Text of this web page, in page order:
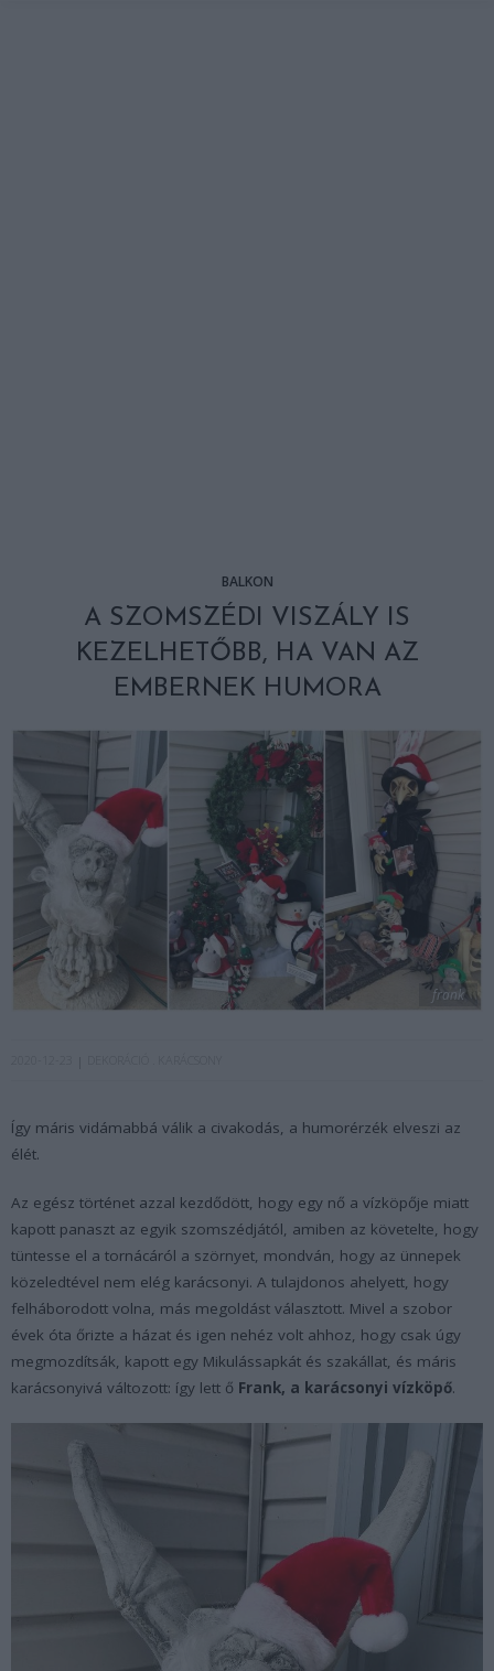
BALKON
A SZOMSZÉDI VISZÁLY IS
KEZELHETŐBB, HA VAN AZ
EMBERNEK HUMORA
frank
Így máris vidámabbá válik a civakodás, a humorérzék elveszi az
élét.
Az egész történet azzal kezdődött, hogy egy nő a vízköpője miatt
kapott panaszt az egyik szomszédjától, amiben az követelte, hogy
tüntesse el a tornácáról a szörnyet, mondván, hogy az ünnepek
közeledtével nem elég karácsonyi. A tulajdonos ahelyett, hogy
felháborodott volna, más megoldást választott. Mivel a szobor
évek óta őrizte a házat és igen nehéz volt ahhoz, hogy csak úgy
megmozdítsák, kapott egy Mikulássapkát és szakállat, és máris
karácsonyivá változott: így lett ő Frank, a karácsonyi vízköpő.